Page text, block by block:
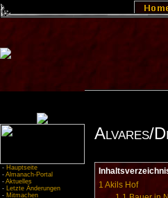
- Hauptseite
- Almanach-Portal
- Aktuelles
- Letzte Änderungen
- Mitmachen
Alvares/
1 Akils Hof